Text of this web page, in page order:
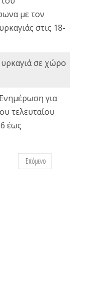
με τον
στις 18-
σε χώρο
Ενημέρωση για
τελευταίου
έως
Επόμενο